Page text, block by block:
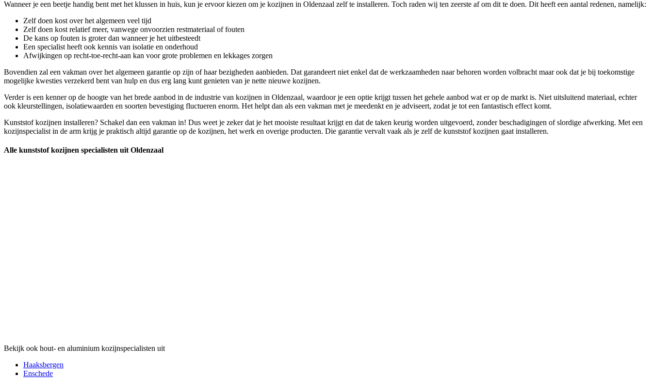
Wanneer je een beetje handig bent met het klussen in huis, kun je ervoor kiezen om je kozijnen in Oldenzaal zelf te installeren. Toch raden wij ten zeerste af om dit te doen. Dit heeft een aantal redenen, namelijk:
Zelf doen kost over het algemeen veel tijd
Zelf doen kost relatief meer, vanwege onvoorzien restmateriaal of fouten
De kans op fouten is groter dan wanneer je het uitbesteedt
Een specialist heeft ook kennis van isolatie en onderhoud
Afwijkingen op recht-toe-recht-aan kan voor grote problemen en lekkages zorgen
Bovendien zal een vakman over het algemeen garantie op zijn of haar bezigheden aanbieden. Dat garandeert niet enkel dat de werkzaamheden naar behoren worden volbracht maar ook dat je bij toekomstige
mogelijke kwesties verzekerd bent van hulp en dus erg lang kunt genieten van je nette nieuwe kozijnen.
Verder is een kenner op de hoogte van het brede aanbod in de industrie van kozijnen in Oldenzaal, waardoor je een optie krijgt tussen het gehele aanbod wat er op de markt is. Niet uitsluitend materiaal, echter
ook kleurstellingen, isolatiewaarden en soorten bevestiging fluctueren enorm. Het helpt dan als een vakman met je meedenkt en je adviseert, zodat je tot een fantastisch effect komt.
Kunststof kozijnen installeren? Schakel dan een vakman in! Dus weet je zeker dat je het mooiste resultaat krijgt en dat de taken keurig worden uitgevoerd, zonder beschadigingen of slordige afwerking. Met een
kozijnspecialist in de arm krijg je praktisch altijd garantie op de kozijnen, het werk en overige producten. Die garantie vervalt vaak als je zelf de kunststof kozijnen gaat installeren.
Alle kunststof kozijnen specialisten uit Oldenzaal
Bekijk ook hout- en aluminium kozijnspecialisten uit
Haaksbergen
Enschede